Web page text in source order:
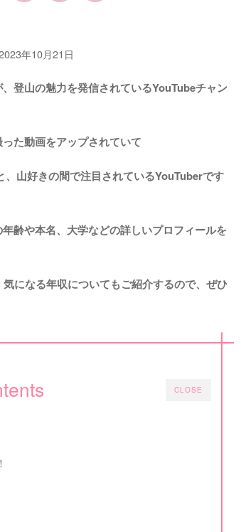
年10月21日
登山の魅力を発信されているYouTubeチャン
た動画をアップされていて
山好きの間で注目されているYouTuberです
齢や本名、大学などの詳しいプロフィールを
になる年収についてもご紹介するので、ぜひ
CLOSE